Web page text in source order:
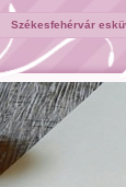
Székesfehérvár